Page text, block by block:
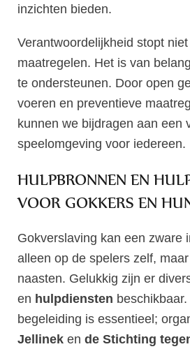
inzichten bieden.
Verantwoordelijkheid stopt
maatregelen. Het is van
te ondersteunen. Door open
voeren en preventieve
kunnen we bijdragen aan een
speelomgeving voor iedereen.
HULPBRONNEN EN
VOOR GOKKERS EN
Gokverslaving kan een zware
alleen op de spelers zelf,
naasten. Gelukkig zijn er
en hulpdiensten
begeleiding is essentieel;
Jellinek en de Stichting